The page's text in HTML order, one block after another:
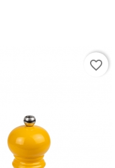
favorite_border